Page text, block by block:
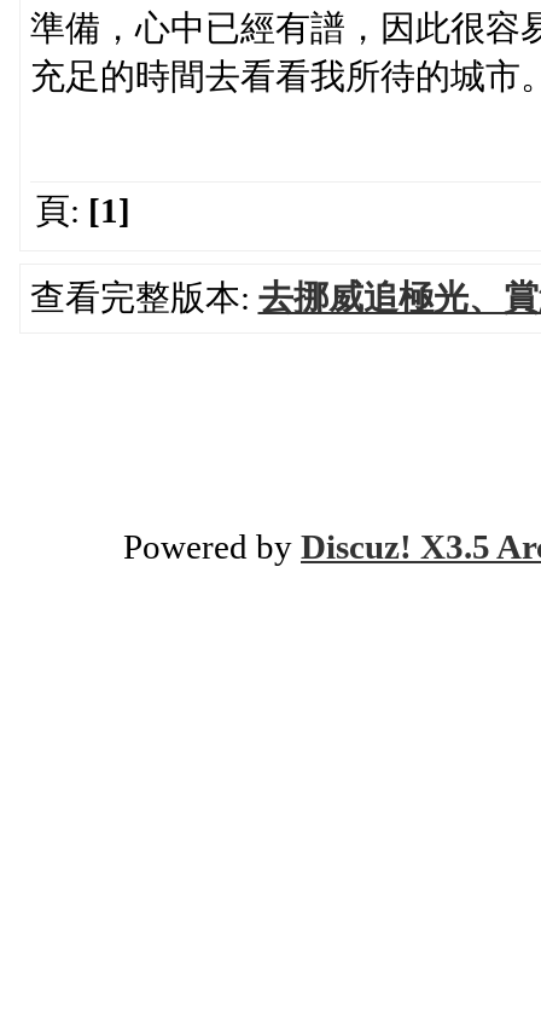
準備，心中已經有譜，因此很容
充足的時間去看看我所待的城市
頁: [1]
查看完整版本: 去挪威追極光、
Powered by Discuz! X3.5